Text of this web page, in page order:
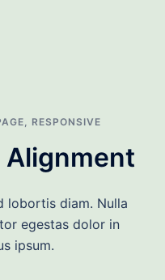
, RESPONSIVE
Alignment
lobortis diam. Nulla
egestas dolor in
ipsum.